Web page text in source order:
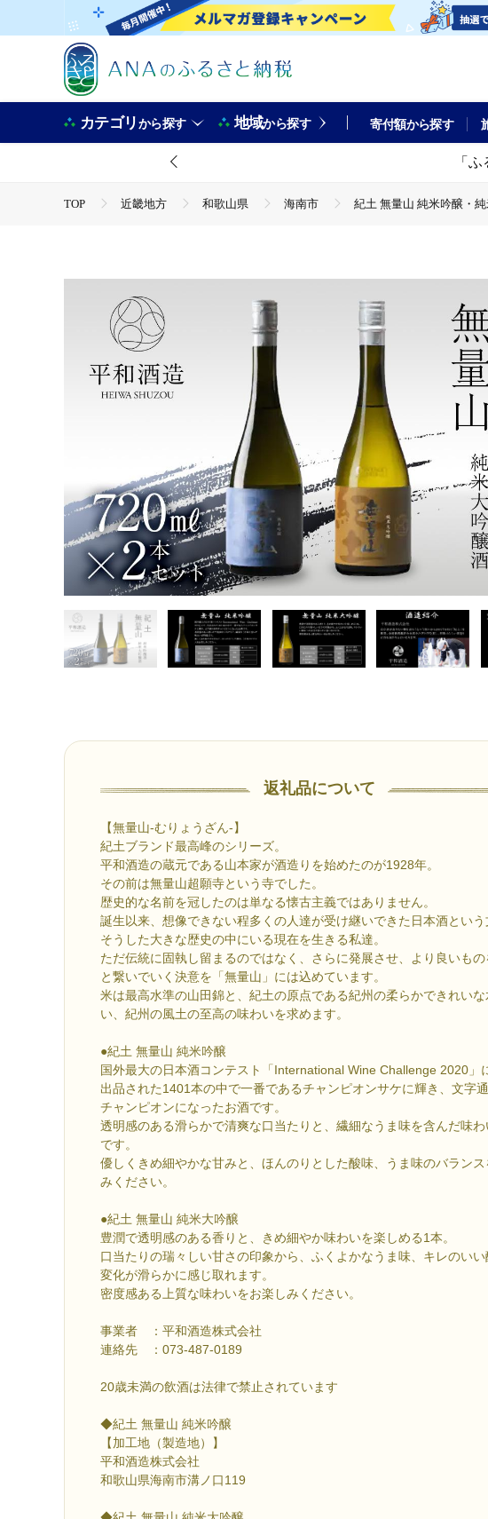
カテゴリから探す 地域から探す 寄付額から探す
「
TOP 近畿地方 和歌山県 海南市 紀土 無量山 純米吟醸・純
返礼品について
【無量山-むりょうざん-】
紀土ブランド最高峰のシリーズ。
平和酒造の蔵元である山本家が酒造りを始めたのが1928年。
その前は無量山超願寺という寺でした。
歴史的な名前を冠したのは単なる懐古主義ではありません。
誕生以来、想像できない程多くの人達が受け継いできた日本酒という
そうした大きな歴史の中にいる現在を生きる私達。
ただ伝統に固執し留まるのではなく、さらに発展させ、より良いも
と繋いでいく決意を「無量山」には込めています。
米は最高水準の山田錦と、紀土の原点である紀州の柔らかできれいな
い、紀州の風土の至高の味わいを求めます。
●紀土 無量山 純米吟醸
国外最大の日本酒コンテスト「International Wine Challenge 2020」
出品された1401本の中で一番であるチャンピオンサケに輝き、文字
チャンピオンになったお酒です。
透明感のある滑らかで清爽な口当たりと、繊細なうま味を含んだ味
です。
優しくきめ細やかな甘みと、ほんのりとした酸味、うま味のバランス
みください。
●紀土 無量山 純米大吟醸
豊潤で透明感のある香りと、きめ細やか味わいを楽しめる1本。
口当たりの瑞々しい甘さの印象から、ふくよかなうま味、キレのい
変化が滑らかに感じ取れます。
密度感ある上質な味わいをお楽しみください。
事業者 ：平和酒造株式会社
連絡先 ：073-487-0189
20歳未満の飲酒は法律で禁止されています
◆紀土 無量山 純米吟醸
【加工地（製造地）】
平和酒造株式会社
和歌山県海南市溝ノ口119